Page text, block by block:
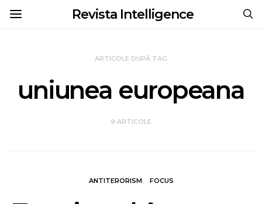
Revista Intelligence
ARTICOLE DUPĂ TAG
uniunea europeana
9 ARTICOLE
ANTITERORISM FOCUS